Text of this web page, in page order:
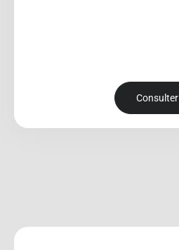
Consulter